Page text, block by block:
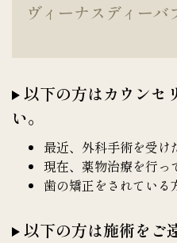
ヴィーナスディー
以下の方はカウンセ
い。
最近、外科手術を受け
現在、薬物治療を行っ
歯の矯正をされている
以下の方は施術をご